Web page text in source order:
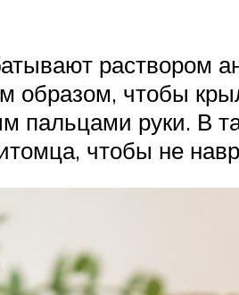
раствором
образом, чтобы
пальцами руки. В
чтобы не